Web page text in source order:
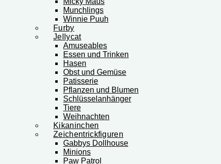
Munchlings
Winnie Puuh
Furby
Jellycat
Amuseables
Essen und Trinken
Hasen
Obst und Gemüse
Patisserie
Pflanzen und Blumen
Schlüsselanhänger
Tiere
Weihnachten
Kikaninchen
Zeichentrickfiguren
Gabbys Dollhouse
Minions
Paw Patrol